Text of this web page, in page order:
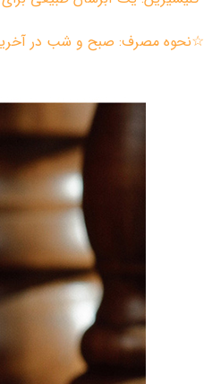
☆نحوه مصرف: صبح و شب در آخرین